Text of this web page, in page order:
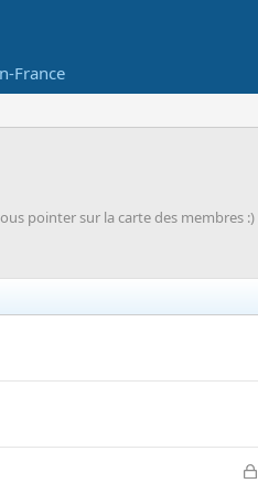
France
pointer sur la carte des membres :)
F